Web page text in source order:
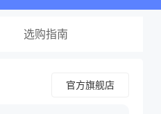
选购指南
官方旗舰店